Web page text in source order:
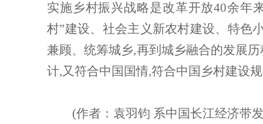
实施乡村振兴战略是改革开放40余年
村”建设、社会主义新农村建设、特色
兼顾、统筹城乡,再到城乡融合的发展
计,又符合中国国情,符合中国乡村建设
(作者：袁羽钧 系中国长江经济带